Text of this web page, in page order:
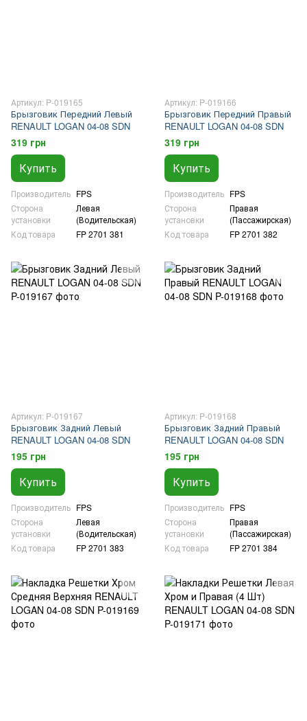
Артикул: P-019165
Брызговик Передний Левый
RENAULT LOGAN 04-08 SDN
319 грн
Купить
Производитель FPS
Сторона
установки
Левая
(Водительская)
Код товара
FP 2701 381
Артикул: P-019166
Брызговик Передний Правый
RENAULT LOGAN 04-08 SDN
319 грн
Купить
Производитель FPS
Сторона
установки
Правая
(Пассажирская)
Код товара
FP 2701 382
Артикул: P-019167
Брызговик Задний Левый
RENAULT LOGAN 04-08 SDN
195 грн
Купить
Производитель FPS
Сторона
установки
Левая
(Водительская)
Код товара
FP 2701 383
Артикул: P-019168
Брызговик Задний Правый
RENAULT LOGAN 04-08 SDN
195 грн
Купить
Производитель FPS
Сторона
установки
Правая
(Пассажирская)
Код товара
FP 2701 384